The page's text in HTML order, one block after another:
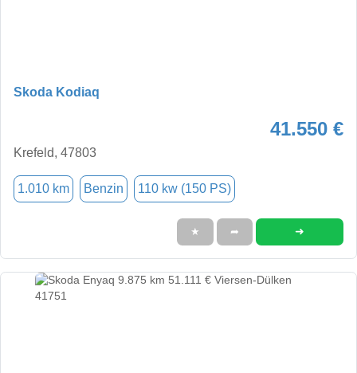
Skoda Kodiaq
41.550 €
Krefeld, 47803
1.010 km Benzin 110 kw (150 PS)
★ ➦ ➜